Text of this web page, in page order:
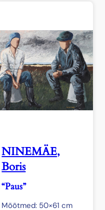
NINEMÄE,
Boris
“Paus”
Mõõtmed: 50×61 cm